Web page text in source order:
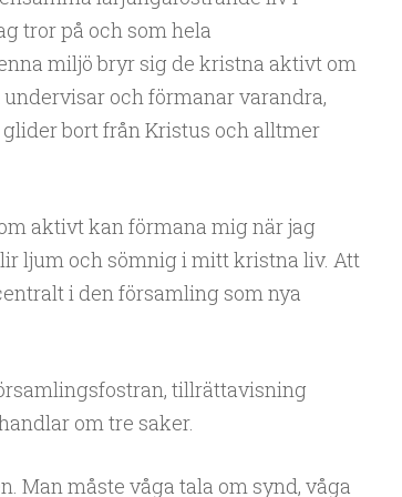
tror på och som hela
miljö bryr sig de kristna aktivt om
och förmanar varandra,
bort från Kristus och alltmer
aktivt kan förmana mig när jag
ljum och sömnig i mitt kristna liv. Att
i den församling som nya
tillrättavisning
om tre saker.
Man måste våga tala om synd, våga